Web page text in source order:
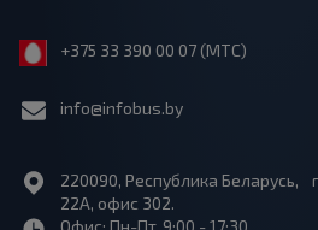
+375 33 390 00 07 (МТС)
info@infobus.by
220090, Республика Беларусь,
22А, офис 302.